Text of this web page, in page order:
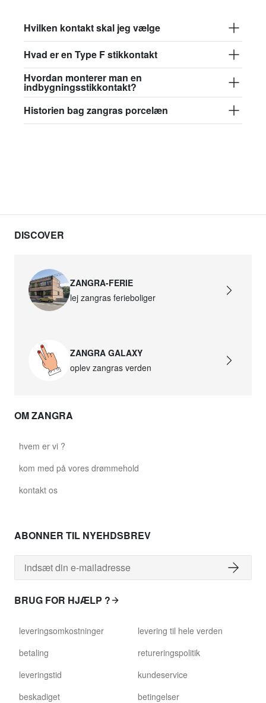
Hvilken kontakt skal jeg vælge
Hvad er en Type F stikkontakt
Hvordan monterer man en
indbygningsstikkontakt?
Historien bag zangras porcelæn
DISCOVER
ZANGRA-FERIE
lej zangras ferieboliger
ZANGRA GALAXY
oplev zangras verden
OM ZANGRA
hvem er vi ?
kom med på vores drømmehold
kontakt os
ABONNER TIL NYEHDSBREV
BRUG FOR HJÆLP ?
leveringsomkostninger
betaling
leveringstid
beskadiget
levering til hele verden
retureringspolitik
kundeservice
betingelser